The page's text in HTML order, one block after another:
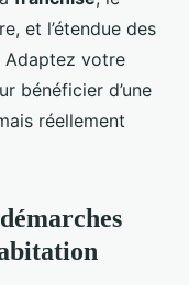
et l’étendue des
Adaptez votre
bénéficier d’une
réellement